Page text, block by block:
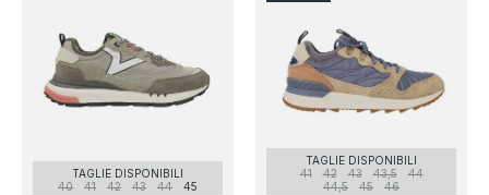
TAGLIE DISPONIBILI
40
41 42 43 44 45
TAGLIE DISPONIBILI
41
42 43 43,5
44
44,5
45 46